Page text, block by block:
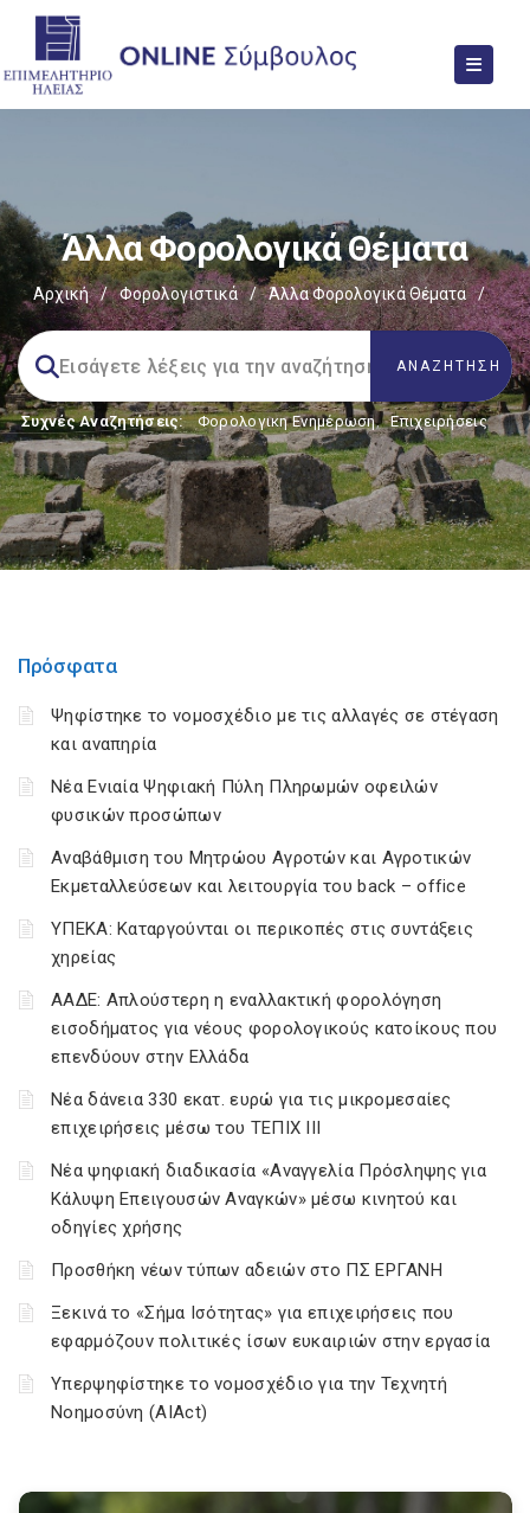
Άλλα Φορολογικά Θέματα
Αρχική / Φορολογιστικά / Άλλα Φορολογικά Θέματα /
Συχνές Αναζητήσεις: Φορολογικη Ενημέρωση, Επιχειρήσεις
Πρόσφατα
Ψηφίστηκε το νομοσχέδιο με τις αλλαγές σε στέγαση
και αναπηρία
Νέα Ενιαία Ψηφιακή Πύλη Πληρωμών οφειλών
φυσικών προσώπων
Αναβάθμιση του Μητρώου Αγροτών και Αγροτικών
Εκμεταλλεύσεων και λειτουργία του back – office
ΥΠΕΚΑ: Καταργούνται οι περικοπές στις συντάξεις
χηρείας
ΑΑΔΕ: Απλούστερη η εναλλακτική φορολόγηση
εισοδήματος για νέους φορολογικούς κατοίκους που
επενδύουν στην Ελλάδα
Νέα δάνεια 330 εκατ. ευρώ για τις μικρομεσαίες
επιχειρήσεις μέσω του ΤΕΠΙΧ ΙΙΙ
Νέα ψηφιακή διαδικασία «Αναγγελία Πρόσληψης για
Κάλυψη Επειγουσών Αναγκών» μέσω κινητού και
οδηγίες χρήσης
Προσθήκη νέων τύπων αδειών στο ΠΣ ΕΡΓΑΝΗ
Ξεκινά το «Σήμα Ισότητας» για επιχειρήσεις που
εφαρμόζουν πολιτικές ίσων ευκαιριών στην εργασία
Υπερψηφίστηκε το νομοσχέδιο για την Τεχνητή
Νοημοσύνη (AIAct)